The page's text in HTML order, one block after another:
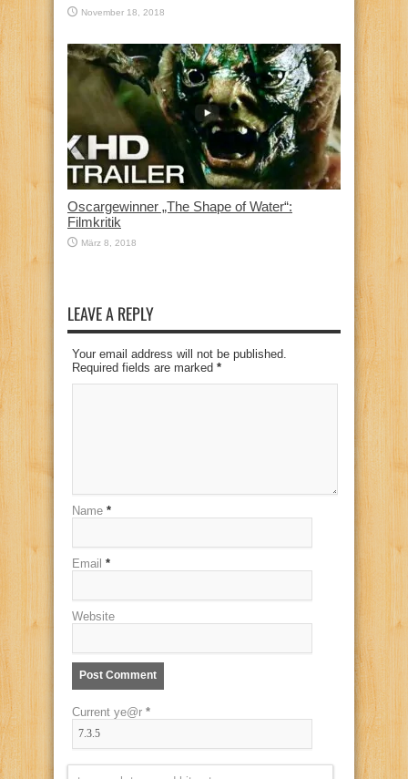
November 18, 2018
Oscargewinner „The Shape of Water“:
Filmkritik
März 8, 2018
LEAVE A REPLY
Your email address will not be published.
Required fields are marked *
Name *
Email *
Website
Current ye@r *